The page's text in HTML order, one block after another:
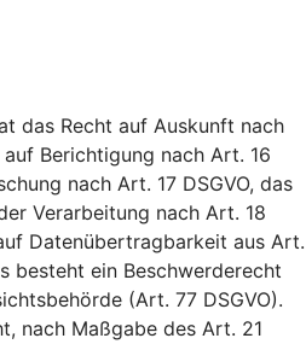
das Recht auf Auskunft nach
Berichtigung nach Art. 16
nach Art. 17 DSGVO, das
Verarbeitung nach Art. 18
Datenübertragbarkeit aus Art.
besteht ein Beschwerderecht
(Art. 77 DSGVO).
nach Maßgabe des Art. 21